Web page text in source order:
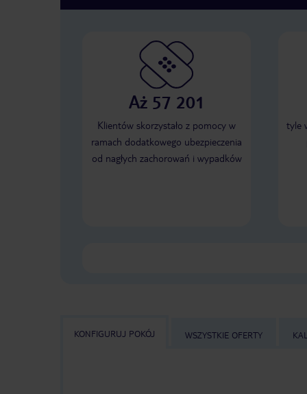
Aż 57 201
Klientów skorzystało z pomocy w
ramach dodatkowego ubezpieczenia
od nagłych zachorowań i wypadków
tyle
KONFIGURUJ POKÓJ WSZYSTKIE OFERTY